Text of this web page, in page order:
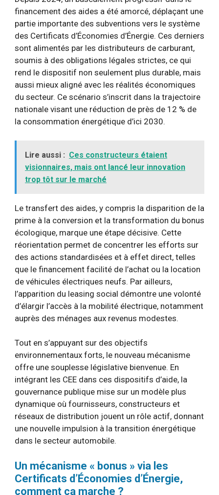
financement des aides a été amorcé, déplaçant une
partie importante des subventions vers le système
des Certificats d’Économies d’Énergie. Ces derniers
sont alimentés par les distributeurs de carburant,
soumis à des obligations légales strictes, ce qui
rend le dispositif non seulement plus durable, mais
aussi mieux aligné avec les réalités économiques
du secteur. Ce scénario s’inscrit dans la trajectoire
nationale visant une réduction de près de 12 % de
la consommation énergétique d’ici 2030.
Lire aussi : Ces constructeurs étaient
visionnaires, mais ont lancé leur innovation
trop tôt sur le marché
Le transfert des aides, y compris la disparition de la
prime à la conversion et la transformation du bonus
écologique, marque une étape décisive. Cette
réorientation permet de concentrer les efforts sur
des actions standardisées et à effet direct, telles
que le financement facilité de l’achat ou la location
de véhicules électriques neufs. Par ailleurs,
l’apparition du leasing social démontre une volonté
d’élargir l’accès à la mobilité électrique, notamment
auprès des ménages aux revenus modestes.
Tout en s’appuyant sur des objectifs
environnementaux forts, le nouveau mécanisme
offre une souplesse législative bienvenue. En
intégrant les CEE dans ces dispositifs d’aide, la
gouvernance publique mise sur un modèle plus
dynamique où fournisseurs, constructeurs et
réseaux de distribution jouent un rôle actif, donnant
une nouvelle impulsion à la transition énergétique
dans le secteur automobile.
Un mécanisme « bonus » via les
Certificats d’Économies d’Énergie,
comment ça marche ?